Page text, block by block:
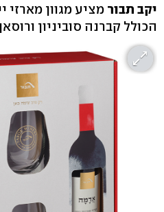
יקב תבור מציע מגוון
הכולל קברנה סוביניון ורוסאן